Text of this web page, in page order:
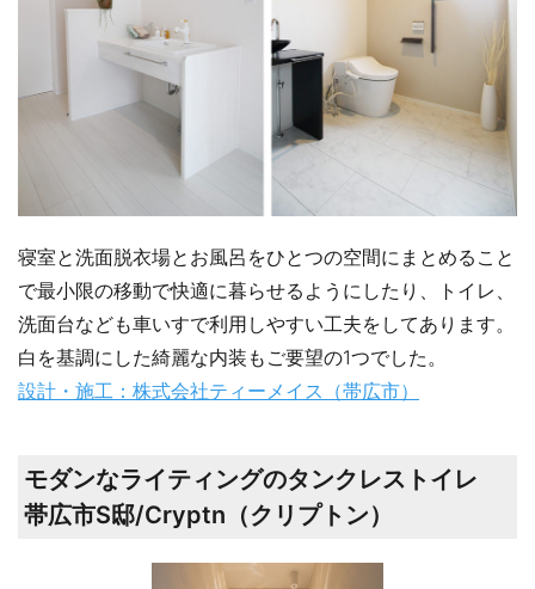
寝室と洗面脱衣場とお風呂をひとつの空間にまとめること
で最小限の移動で快適に暮らせるようにしたり、トイレ、
洗面台なども車いすで利用しやすい工夫をしてあります。
白を基調にした綺麗な内装もご要望の1つでした。
設計・施工：株式会社ティーメイス（帯広市）
モダンなライティングのタンクレストイレ
帯広市S邸/Cryptn（クリプトン）